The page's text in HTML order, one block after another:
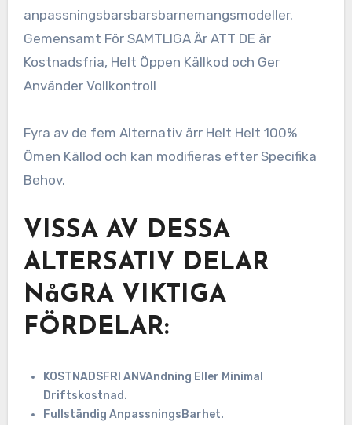
anpassningsbarsbarsbarnemangsmodeller.
Gemensamt För SAMTLIGA Är ATT DE är
Kostnadsfria, Helt Öppen Källkod och Ger
Använder Vollkontroll
Fyra av de fem Alternativ ärr Helt Helt 100%
Ömen Källod och kan modifieras efter Specifika
Behov.
VISSA AV DESSA
ALTERSATIV DELAR
NåGRA VIKTIGA
FÖRDELAR:
KOSTNADSFRI ANVAndning Eller Minimal
Driftskostnad.
Fullständig AnpassningsBarhet.